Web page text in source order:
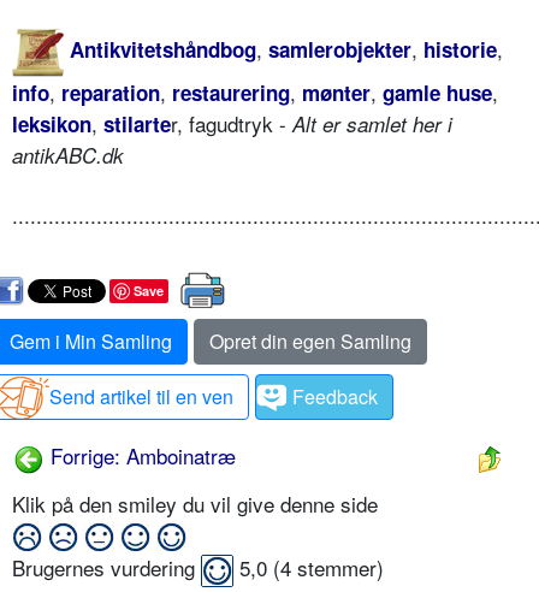
Antikvitetshåndbog, samlerobjekter, historie,
info, reparation, restaurering, mønter, gamle huse,
leksikon, stilarter, fagudtryk -Alt er samlet her i
antikABC.dk
Save
Gem i Min Samling
Opret din egen Samling
Send artikel til en ven
Feedback
Forrige: Amboinatræ
Klik på den smiley du vil give denne side
Brugernes vurdering 5,0 (4 stemmer)